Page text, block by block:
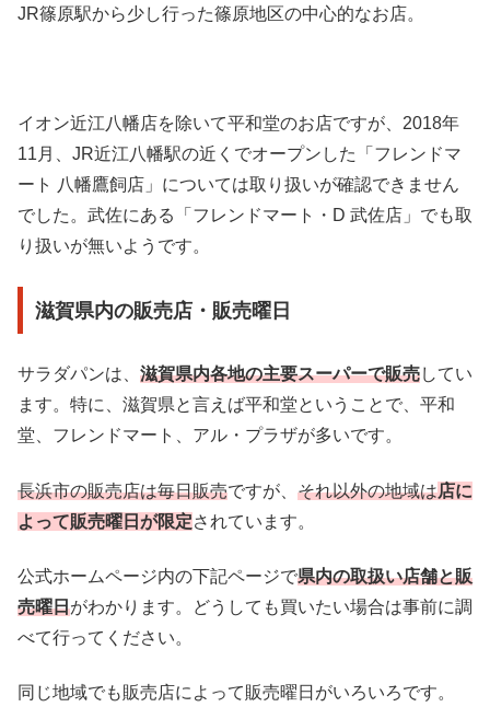
JR篠原駅から少し行った篠原地区の中心的なお店。
イオン近江八幡店を除いて平和堂のお店ですが、2018年
11月、JR近江八幡駅の近くでオープンした「フレンドマ
ート 八幡鷹飼店」については取り扱いが確認できません
でした。武佐にある「フレンドマート・D 武佐店」でも取
り扱いが無いようです。
滋賀県内の販売店・販売曜日
サラダパンは、 滋賀県内各地の主要スーパーで販売してい
ます。特に、滋賀県と言えば平和堂ということで、平和
堂、フレンドマート、アル・プラザが多いです。
長浜市の販売店は毎日販売ですが、 それ以外の地域は店に
よって販売曜日が限定されています。
公式ホームページ内の下記ページで県内の取扱い店舗と販
売曜日がわかります。どうしても買いたい場合は事前に調
べて行ってください。
同じ地域でも販売店によって販売曜日がいろいろです。